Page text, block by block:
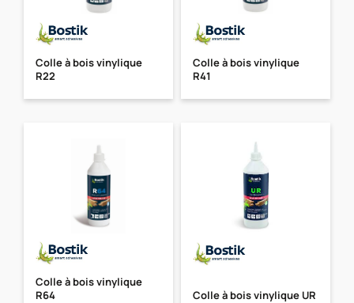
Colle à bois vinylique
R22
Colle à bois vinylique
R41
Colle à bois vinylique
R64
Colle à bois vinylique UR